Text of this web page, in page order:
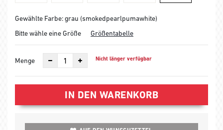
Gewählte Farbe: grau (smokedpearlpumawhite)
Bitte wähle eine Größe
Größentabelle
Menge Nicht länger verfügbar
IN DEN WARENKORB